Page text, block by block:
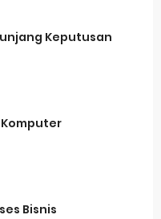
4 Kelas 8 Semester 1
Keputusan
Komputer
Bisnis